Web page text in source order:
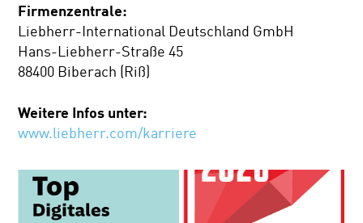
Firmenzentrale:
Liebherr-International Deutschland GmbH
Hans-Liebherr-Straße 45
88400 Biberach (Riß)
Weitere Infos unter:
www.liebherr.com/karriere